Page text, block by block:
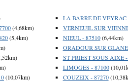
(4,68km)
(5,4km)
(10,07km)
LA BARRE DE VEYRAC
VERNEUIL SUR
NIEUL - 87510(6,44km)
ORADOUR SUR
ST PRIEST SOUS AIXE
LIMOGES - 87100
COUZEIX - 87270